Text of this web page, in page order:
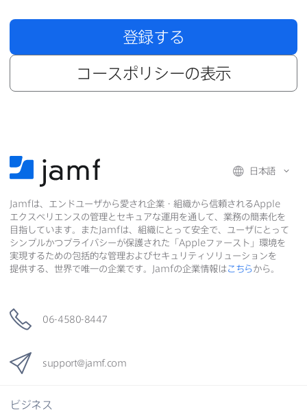
登録する
コースポリシーの​表示
日本語
Jamfは、​エンドユーザから​愛され企業・組織から​信頼されるApple
エクスペリエンスの​管理と​セキュアな​運用を​通して、​業務の​簡素化を​
目指しています。​また Jamfは、​組織に​とって​安全で、​ユーザに​とって​
シンプルかつプライバシーが​保護された​「 Appleファースト」環境を​
実現する​ための​包括的な​管理および​セキュリティソリューションを​
提供する、​世界で​唯一の​企業です。
Jamfの​企業情報はこちらから。
06-4580-8447
support@jamf. com
ビジネス